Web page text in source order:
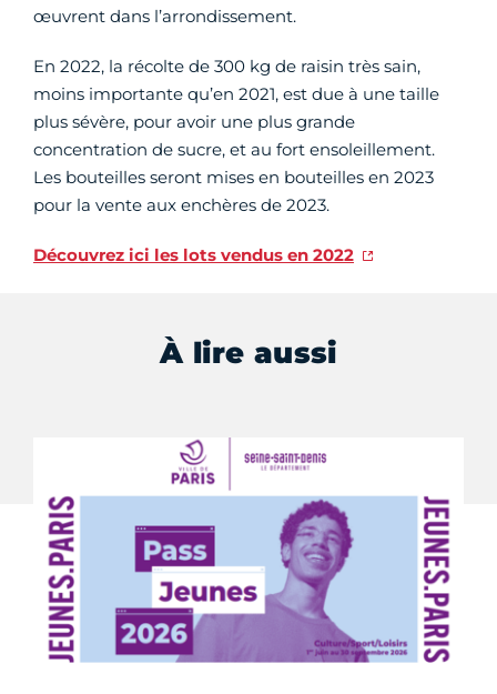
œuvrent dans l’arrondissement.
En 2022, la récolte de 300 kg de raisin très sain,
moins importante qu’en 2021, est due à une taille
plus sévère, pour avoir une plus grande
concentration de sucre, et au fort ensoleillement.
Les bouteilles seront mises en bouteilles en 2023
pour la vente aux enchères de 2023.
Découvrez ici les lots vendus en 2022
À lire aussi